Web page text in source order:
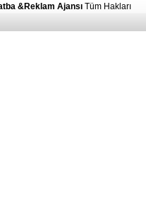
&Reklam Ajansı Tüm Hakları